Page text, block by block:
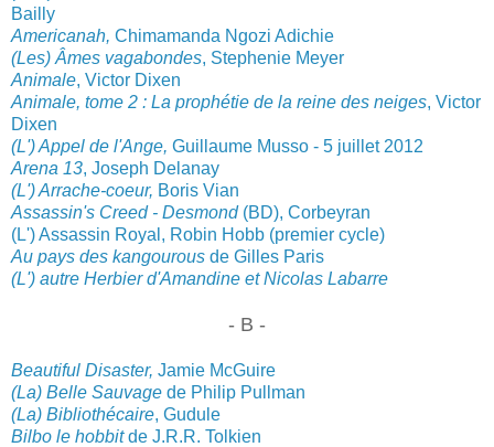
Bailly
Americanah, Chimamanda Ngozi Adichie
(Les) Âmes vagabondes, Stephenie Meyer
Animale, Victor Dixen
Animale, tome 2 : La prophétie de la reine des neiges, Victor
Dixen
(L') Appel de l'Ange, Guillaume Musso - 5 juillet 2012
Arena 13, Joseph Delanay
(L') Arrache-coeur, Boris Vian
Assassin's Creed - Desmond(BD), Corbeyran
(L') Assassin Royal, Robin Hobb (premier cycle)
Au pays des kangourous de Gilles Paris
(L') autre Herbier d'Amandine et Nicolas Labarre
- B -
Beautiful Disaster, Jamie McGuire
(La) Belle Sauvage de Philip Pullman
(La) Bibliothécaire, Gudule
Bilbo le hobbitde J.R.R. Tolkien